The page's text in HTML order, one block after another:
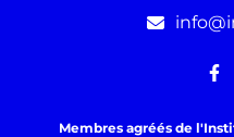
Membres agréés de